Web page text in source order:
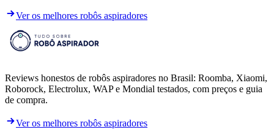
Ver os melhores robôs aspiradores
Reviews honestos de robôs aspiradores no Brasil: Roomba, Xiaomi,
Roborock, Electrolux, WAP e Mondial testados, com preços e guia
de compra.
Ver os melhores robôs aspiradores